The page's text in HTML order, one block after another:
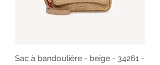
Sac à bandoulière - beige - 34261 -